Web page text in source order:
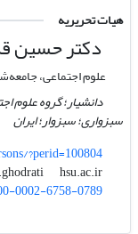
هیات تحریریه
دکتر حسین
علوم اجتماعی،
دانشیار؛ گروه علوم
سبزواری؛ سبزوار؛ ایران
?perid=100804
h.ghodrati
hsu.ac.ir
0002-6758-0789